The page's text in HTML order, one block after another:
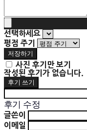
선택하세요
평점 주기
저장하기
사진 후기만 보기
작성된 후기가 없습니다.
후기 쓰기
후기 수정
글쓴이
이메일